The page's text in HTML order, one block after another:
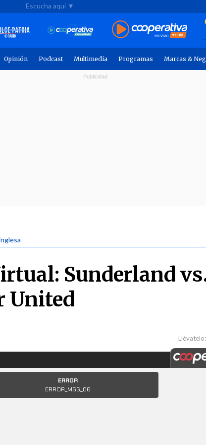
Escucha aquí ▼
Opinión Podcast Multimedia Programas Marcas &
Sunderland
United
Llévatelo: